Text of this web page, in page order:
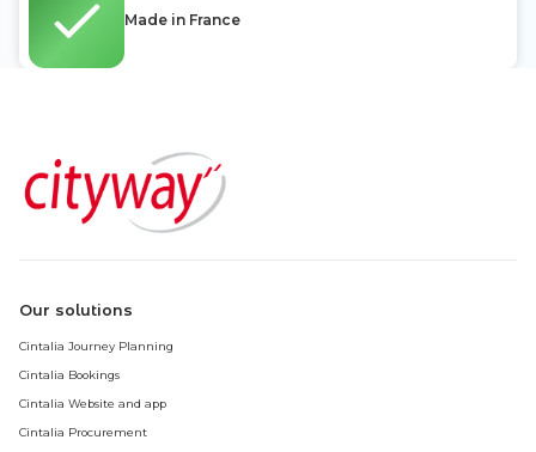
Made in France
Our solutions
Cintalia Journey Planning
Cintalia Bookings
Cintalia Website and app
Cintalia Procurement